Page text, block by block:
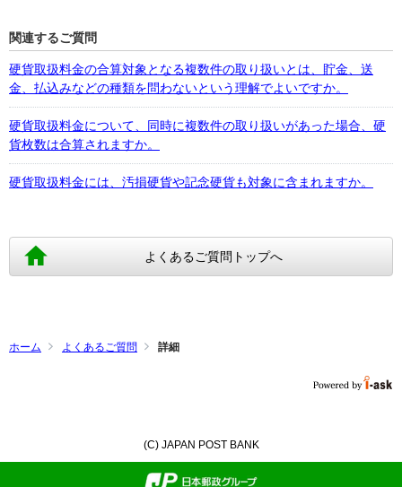
関連するご質問
硬貨取扱料金の合算対象となる複数件の取り扱いとは、貯金、送
金、払込みなどの種類を問わないという理解でよいですか。
硬貨取扱料金について、同時に複数件の取り扱いがあった場合、硬
貨枚数は合算されますか。
硬貨取扱料金には、汚損硬貨や記念硬貨も対象に含まれますか。
よくあるご質問トップへ
ホーム よくあるご質問 詳細
(C) JAPAN POST BANK